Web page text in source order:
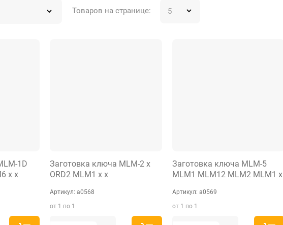
Товаров на странице:
1D
x x
Заготовка ключа MLM-2 x
ORD2 MLM1 x x
Артикул: а0568
от 1 по 1
Заготовка ключа MLM-5
MLM1 MLM12 MLM2 MLM1 x
Артикул: а0569
от 1 по 1